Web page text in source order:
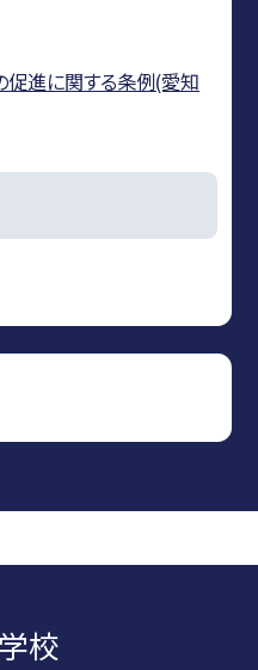
進に関する条例(愛知
校